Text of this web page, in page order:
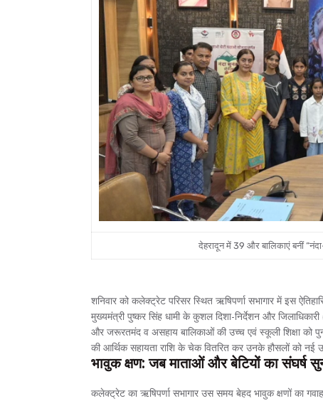
देहरादून में 39 और बालिकाएं बनीं
शनिवार को कलेक्ट्रेट परिसर स्थित ऋषिपर्णा सभागार में इस
मुख्यमंत्री पुष्कर सिंह धामी के कुशल दिशा-निर्देशन और
और जरूरतमंद व असहाय बालिकाओं की उच्च एवं स्कूली शिक्षा को
की आर्थिक सहायता राशि के चेक वितरित कर उनके हौसलों को नई
भावुक क्षण: जब माताओं और बेटियों का संघर्ष
कलेक्ट्रेट का ऋषिपर्णा सभागार उस समय बेहद भावुक क्षणों का